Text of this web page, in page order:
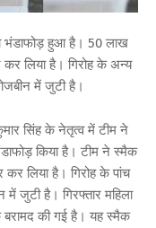
भंडाफोड़ हुआ है। 50 लाख
लिया है। गिरोह के अन्य
में जुटी है।
सिंह के नेतृत्व में टीम ने
किया है। टीम ने स्मैक
कर लिया है। गिरोह के पांच
जुटी है। गिरफ्तार महिला
की गई है। यह स्मैक